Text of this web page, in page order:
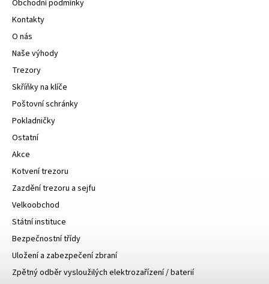
Obchodní podmínky
Kontakty
O nás
Naše výhody
Trezory
Skříňky na klíče
Poštovní schránky
Pokladničky
Ostatní
Akce
Kotvení trezoru
Zazdění trezoru a sejfu
Velkoobchod
Státní instituce
Bezpečnostní třídy
Uložení a zabezpečení zbraní
Zpětný odběr vysloužilých elektrozařízení / baterií